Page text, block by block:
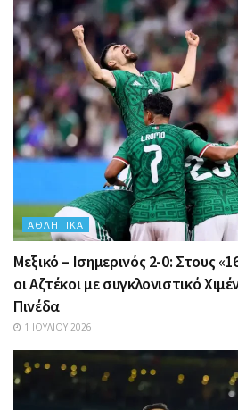
ΑΘΛΗΤΙΚΆ
Μεξικό – Ισημερινός 2-0: Στους
οι Αζτέκοι με συγκλονιστικό
Πινέδα
1 ΙΟΥΛΊΟΥ 2026